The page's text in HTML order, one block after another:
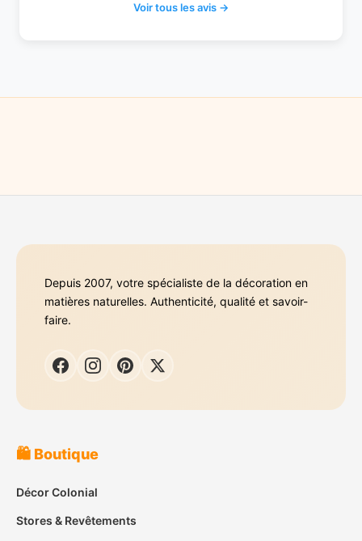
Voir tous les avis →
Depuis 2007, votre spécialiste de la décoration en
matières naturelles. Authenticité, qualité et savoir-
faire.
🛍️ Boutique
Décor Colonial
Stores & Revêtements